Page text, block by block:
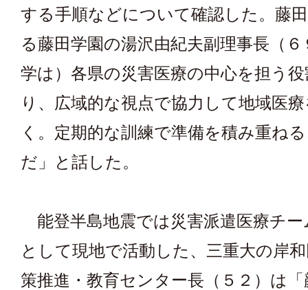
する手順などについて確認した。藤
る藤田学園の湯沢由紀夫副理事長（
学は）各県の災害医療の中心を担う
り、広域的な視点で協力して地域医
く。定期的な訓練で準備を積み重ね
だ」と話した。
能登半島地震では災害派遣医療チー
として現地で活動した、三重大の岸
策推進・教育センター長（５２）は